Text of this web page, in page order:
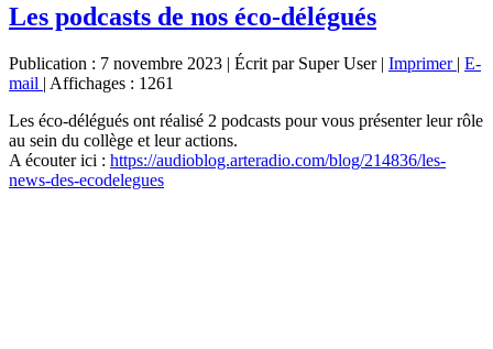
Les podcasts de nos éco-délégués
Publication : 7 novembre 2023 | Écrit par Super User| Imprimer | E-
mail | Affichages : 1261
Les éco-délégués ont réalisé 2 podcasts pour vous présenter leur rôle
au sein du collège et leur actions.
A écouter ici : https://audioblog.arteradio.com/blog/214836/les-
news-des-ecodelegues